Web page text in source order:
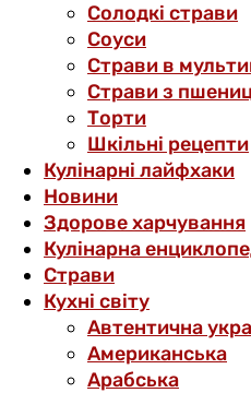
Солодкі страви
Соуси
Страви в
Страви з
Торти
Шкільні рецепти
Кулінарні лайфхаки
Новини
Здорове харчування
Кулінарна
Страви
Кухні світу
Автентична
Американська
Арабська